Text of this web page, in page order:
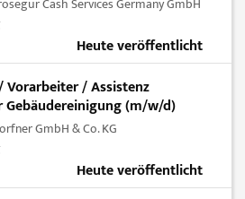
Cash Services Germany GmbH
Heute veröffentlicht
Vorarbeiter / Assistenz
(m/w/d)
GmbH & Co. KG
Heute veröffentlicht